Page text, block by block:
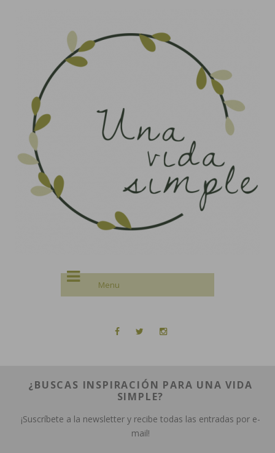
¿BUSCAS INSPIRACIÓN PARA UNA VIDA
SIMPLE?
¡Suscríbete a la newsletter y recibe todas las entradas por e-
mail!